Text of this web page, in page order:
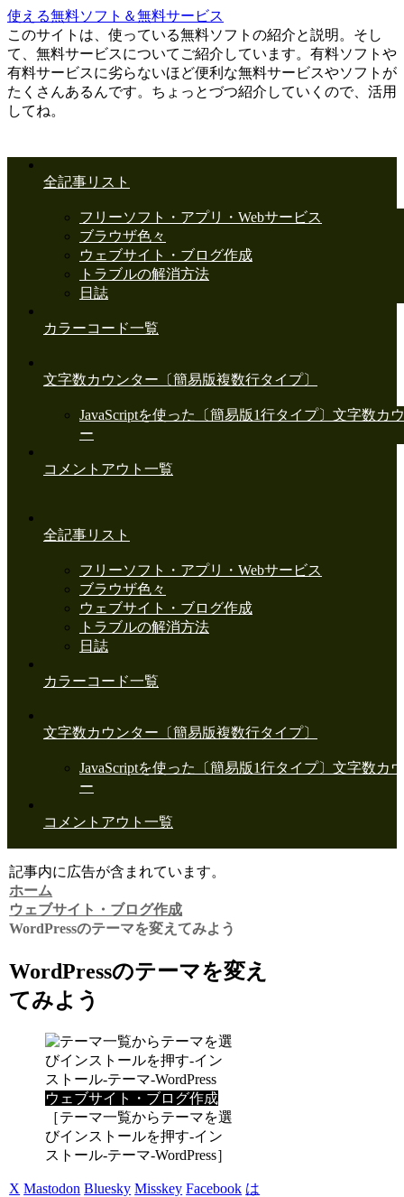
使える無料ソフト＆無料サービス
このサイトは、使っている無料ソフトの紹介と説明。そし
て、無料サービスについてご紹介しています。有料ソフトや
有料サービスに劣らないほど便利な無料サービスやソフトが
たくさんあるんです。ちょっとづつ紹介していくので、活用
してね。
全記事リスト
フリーソフト・アプリ・Webサービス
ブラウザ色々
ウェブサイト・ブログ作成
トラブルの解消方法
日誌
カラーコード一覧
文字数カウンター〔簡易版複数行タイプ〕
JavaScriptを使った〔簡易版1行タイプ〕文字数カ
ー
コメントアウト一覧
全記事リスト
フリーソフト・アプリ・Webサービス
ブラウザ色々
ウェブサイト・ブログ作成
トラブルの解消方法
日誌
カラーコード一覧
文字数カウンター〔簡易版複数行タイプ〕
JavaScriptを使った〔簡易版1行タイプ〕文字数カ
ー
コメントアウト一覧
記事内に広告が含まれています。
ホーム
ウェブサイト・ブログ作成
WordPressのテーマを変えてみよう
WordPressのテーマを変え
てみよう
ウェブサイト・ブログ作成
［テーマ一覧からテーマを選
びインストールを押す-イン
ストール-テーマ-WordPress］
X Mastodon Bluesky Misskey Facebook は